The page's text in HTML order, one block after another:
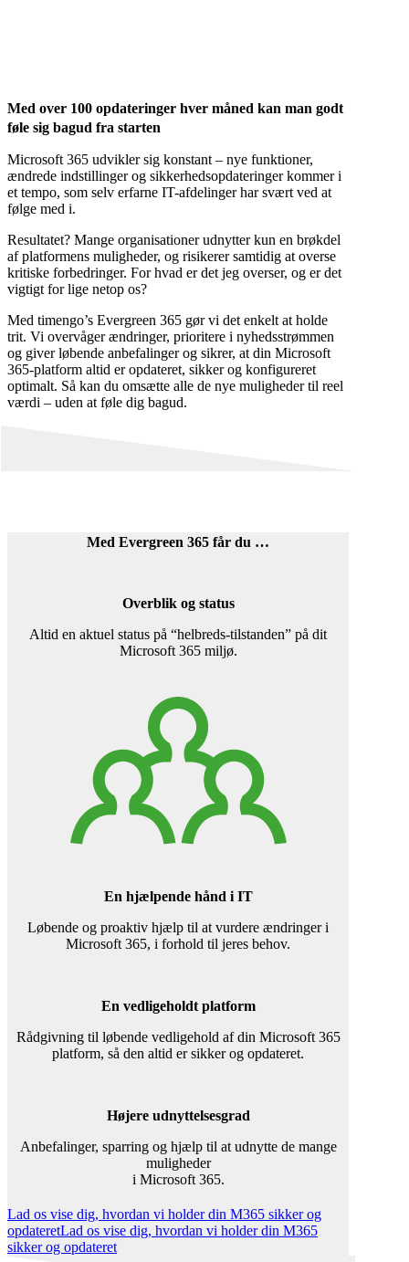
Med over 100 opdateringer hver måned kan man godt
føle sig bagud fra starten
Microsoft 365 udvikler sig konstant – nye funktioner,
ændrede indstillinger og sikkerhedsopdateringer kommer i
et tempo, som selv erfarne IT-afdelinger har svært ved at
følge med i.
Resultatet? Mange organisationer udnytter kun en brøkdel
af platformens muligheder, og risikerer samtidig at overse
kritiske forbedringer. For hvad er det jeg overser, og er det
vigtigt for lige netop os?
Med timengo’s Evergreen 365 gør vi det enkelt at holde
trit. Vi overvåger ændringer, prioritere i nyhedsstrømmen
og giver løbende anbefalinger og sikrer, at din Microsoft
365-platform altid er opdateret, sikker og konfigureret
optimalt. Så kan du omsætte alle de nye muligheder til reel
værdi – uden at føle dig bagud.
Med Evergreen 365 får du …
Overblik og status
Altid en aktuel status på “helbreds-tilstanden” på dit
Microsoft 365 miljø.
En hjælpende hånd i IT
Løbende og proaktiv hjælp til at vurdere ændringer i
Microsoft 365, i forhold til jeres behov.
En vedligeholdt platform
Rådgivning til løbende vedligehold af din Microsoft 365
platform, så den altid er sikker og opdateret.
Højere udnyttelsesgrad
Anbefalinger, sparring og hjælp til at udnytte de mange
muligheder
i Microsoft 365.
Lad os vise dig, hvordan vi holder din M365 sikker og
opdateretLad os vise dig, hvordan vi holder din M365
sikker og opdateret